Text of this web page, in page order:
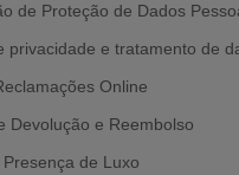
de Proteção de Dados
privacidade e tratamento de
Online
Devolução e Reembolso
de Luxo